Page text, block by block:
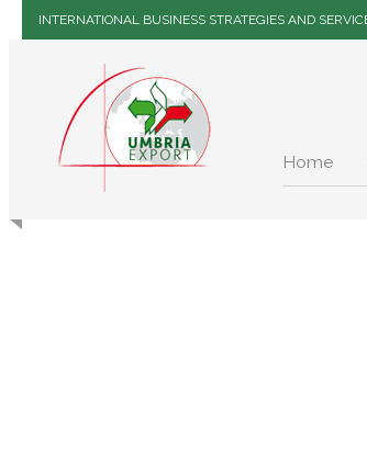
INTERNATIONAL BUSINESS STRATEGIES AND
Home